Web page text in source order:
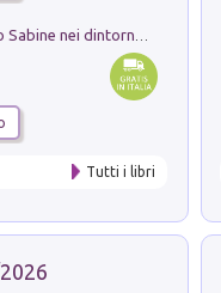
Tutti i libri